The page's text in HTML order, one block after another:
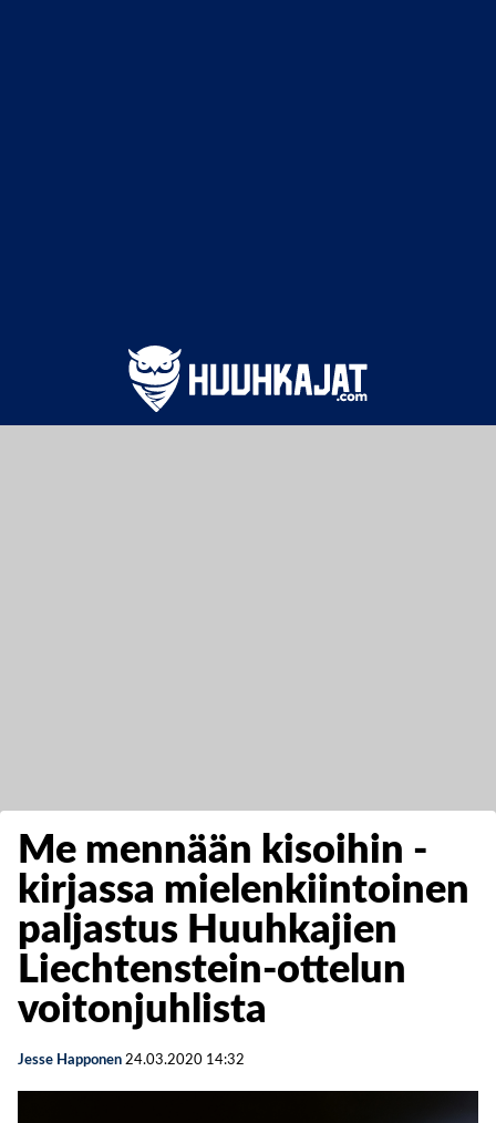
Me mennään kisoihin -
kirjassa mielenkiintoinen
paljastus Huuhkajien
Liechtenstein-ottelun
voitonjuhlista
Jesse Happonen 24.03.2020 14:32